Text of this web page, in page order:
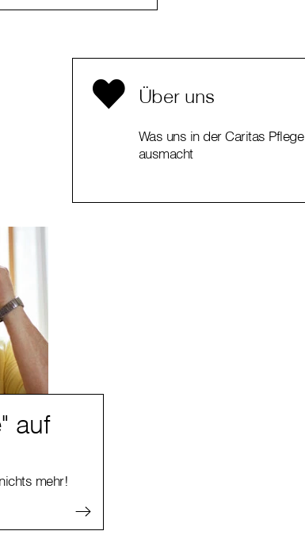
Über uns
Was uns in der Caritas Pflege
ausmacht
auf
mehr!